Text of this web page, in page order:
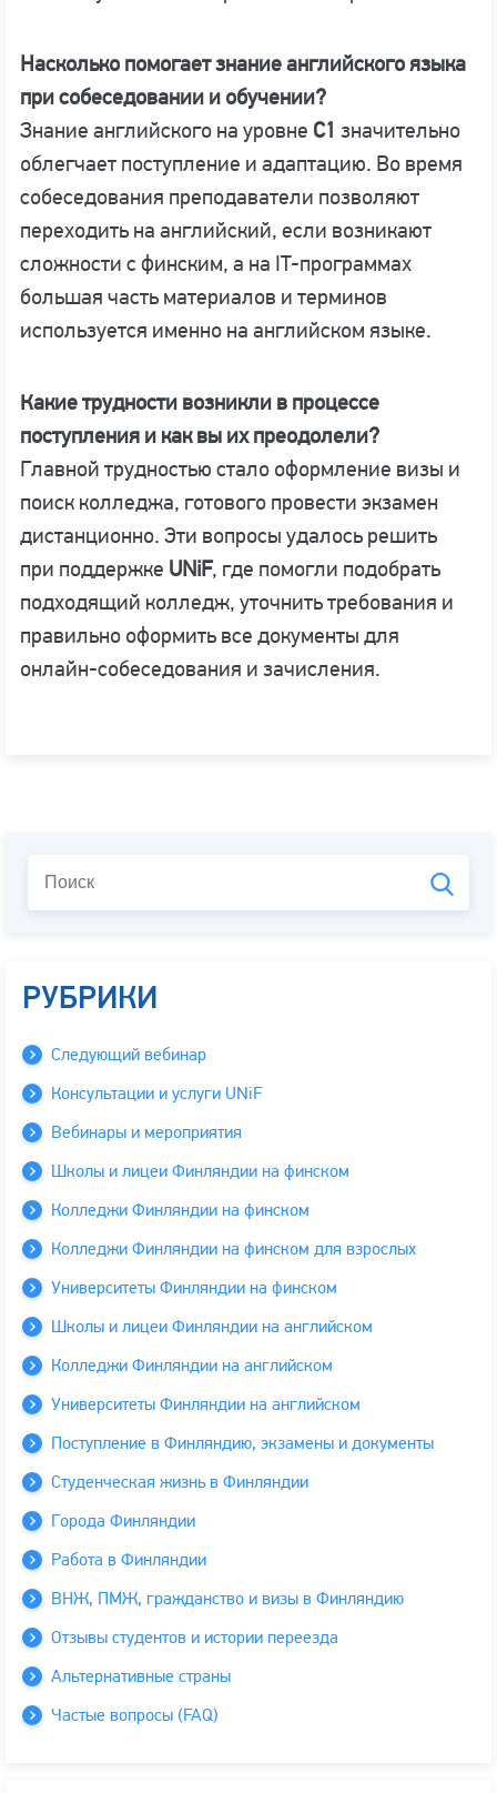
Насколько помогает знание английского языка
при собеседовании и обучении?
Знание английского на уровне C1 значительно
облегчает поступление и адаптацию. Во время
собеседования преподаватели позволяют
переходить на английский, если возникают
сложности с финским, а на IT-программах
большая часть материалов и терминов
используется именно на английском языке.
Какие трудности возникли в процессе
поступления и как вы их преодолели?
Главной трудностью стало оформление визы и
поиск колледжа, готового провести экзамен
дистанционно. Эти вопросы удалось решить
при поддержке UNiF, где помогли подобрать
подходящий колледж, уточнить требования и
правильно оформить все документы для
онлайн-собеседования и зачисления.
РУБРИКИ
Следующий вебинар
Консультации и услуги UNiF
Вебинары и мероприятия
Школы и лицеи Финляндии на финском
Колледжи Финляндии на финском
Колледжи Финляндии на финском для взрослых
Университеты Финляндии на финском
Школы и лицеи Финляндии на английском
Колледжи Финляндии на английском
Университеты Финляндии на английском
Поступление в Финляндию, экзамены и документы
Студенческая жизнь в Финляндии
Города Финляндии
Работа в Финляндии
ВНЖ, ПМЖ, гражданство и визы в Финляндию
Отзывы студентов и истории переезда
Альтернативные страны
Частые вопросы (FAQ)